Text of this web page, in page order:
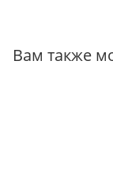
Вам также